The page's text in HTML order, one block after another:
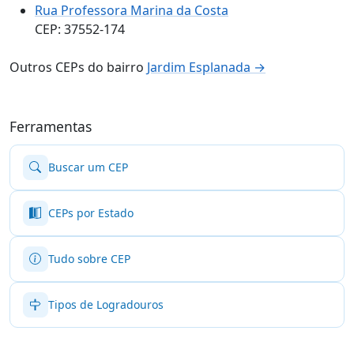
Rua Professora Marina da Costa
CEP: 37552-174
Outros CEPs do bairro Jardim Esplanada →
Ferramentas
Buscar um CEP
CEPs por Estado
Tudo sobre CEP
Tipos de Logradouros